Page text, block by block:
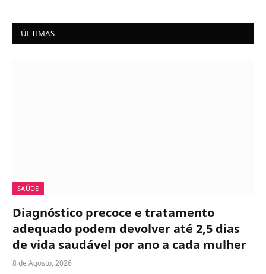
ÚLTIMAS
SAÚDE
Diagnóstico precoce e tratamento
adequado podem devolver até 2,5 dias
de vida saudável por ano a cada mulher
8 de Agosto, 2026